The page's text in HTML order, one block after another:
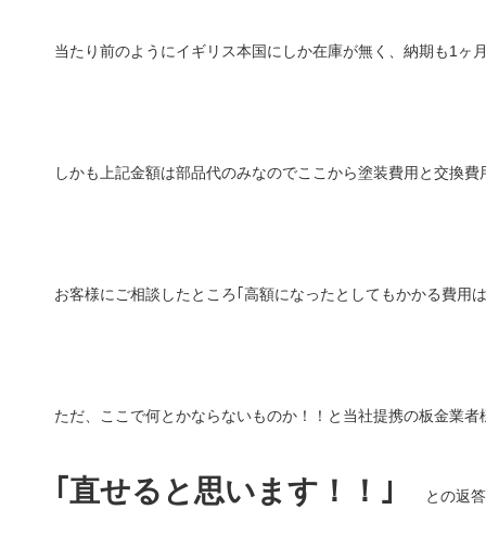
当たり前のようにイギリス本国にしか在庫が無く、納期も1ヶ
しかも上記金額は部品代のみなのでここから塗装費用と交換
お客様にご相談したところ｢高額になったとしてもかかる費用
ただ、ここで何とかならないものか！！と当社提携の板金業者
｢直せると思います！！｣ との返答